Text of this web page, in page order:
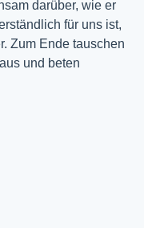
darüber, wie er
für uns ist,
Zum Ende tauschen
und beten